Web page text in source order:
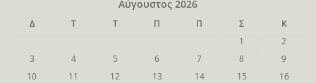
Αύγουστος 2026
Δ Τ Τ Π Π Σ
Κ
1
2
3
4 5 6 7 8
9
10
11 12 13 14 15
16